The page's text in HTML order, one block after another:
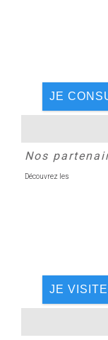
JE
Nos
Découvrez les
JE VISITE